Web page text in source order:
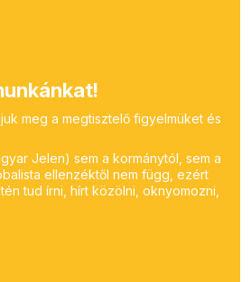
meg a megtisztelő figyelmüket és
Jelen) sem a kormánytól, sem a
ellenzéktől nem függ, ezért
tud írni, hírt közölni, oknyomozni,